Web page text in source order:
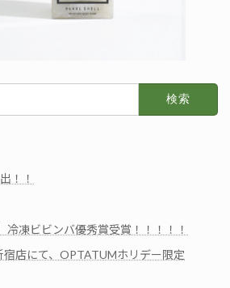
！！
冷凍ビビンバ優秀賞受賞！！！！！
宿店にて、OPTATUMホリデー限定